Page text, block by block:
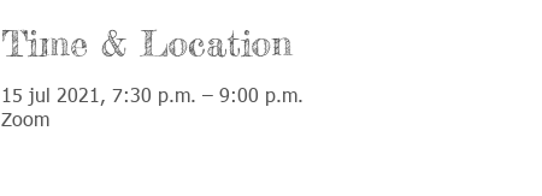
Time & Location
15 jul 2021, 7:30 p.m. – 9:00 p.m.
Zoom